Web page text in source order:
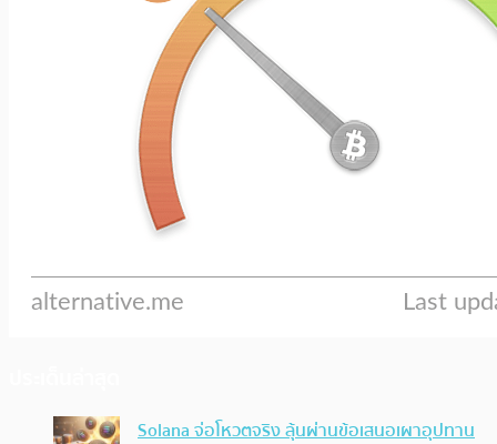
Solana จ่อโหวตจริง ลุ้นผ่านข้อเสนอเผาอุปทาน